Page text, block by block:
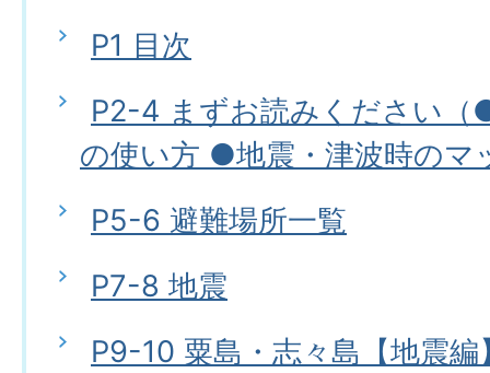
P1 目次
P2-4 まずお読みください（
の使い方 ●地震・津波時のマ
P5-6 避難場所一覧
P7-8 地震
P9-10 粟島・志々島【地震編